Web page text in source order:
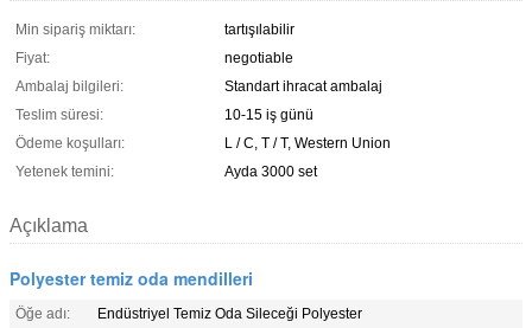
Min sipariş miktarı:
tartışılabilir
Fiyat:
negotiable
Ambalaj bilgileri:
Standart ihracat ambalaj
Teslim süresi:
10-15 iş günü
Ödeme koşulları:
L / C, T / T, Western Union
Yetenek temini:
Ayda 3000 set
Açıklama
Polyester temiz oda mendilleri
Öğe adı:
Endüstriyel Temiz Oda Sileceği Polyester